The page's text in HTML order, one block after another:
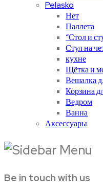
Pelasko
Нет
Паллета
“Стол и
Стул на
кухне
Щётка и
Вешалка
Корзина
Ведром
Ванна
Аксессуары
Be in touch with us